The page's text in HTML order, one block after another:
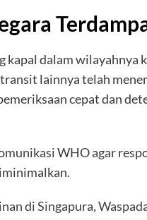
kapal dalam wilayahnya
lainnya telah
cepat dan
WHO agar
di Singapura,